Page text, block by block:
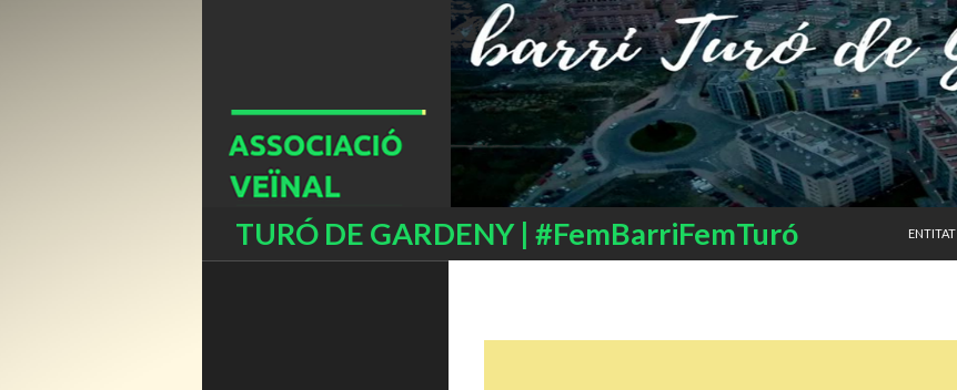
TURÓ DE GARDENY | #FemBarriFemTuró
Buscar
ENTITAT